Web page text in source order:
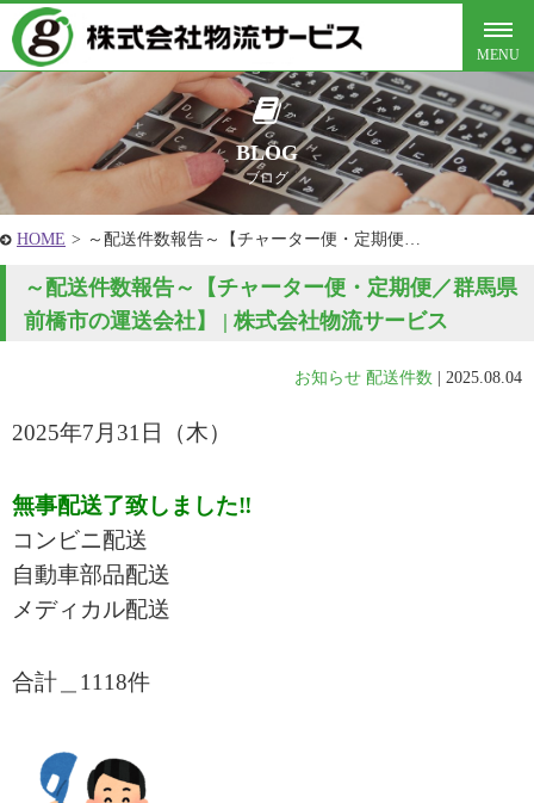
BLOG
ブログ
HOME > ～配送件数報告～【チャーター便・定期便…
～配送件数報告～【チャーター便・定期便／群馬県
前橋市の運送会社】 | 株式会社物流サービス
お知らせ 配送件数 2025.08.04
2025年7 月31 日 （木）
無事配送了致しました‼
コンビニ配送
自動車部品配送
メディカル配送
合計＿1118件